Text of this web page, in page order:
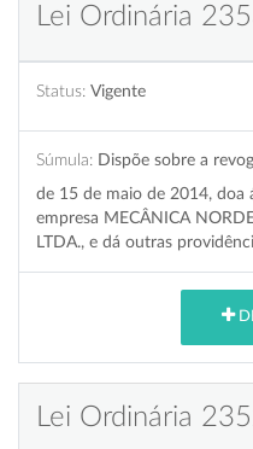
Lei Ordinária
Status: Vigente
Súmula: Dispõe sobre a
de 15 de maio de 2014, doa
empresa MECÂNICA
LTDA., e dá outras
Lei Ordinária